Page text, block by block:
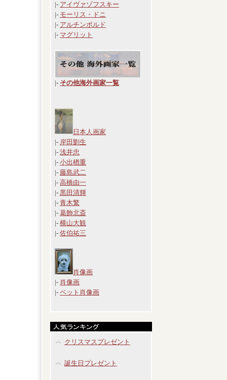
|- アイヴァゾフスキー
|- モーリス・ドニ
|- アルチンボルド
|- マグリット
|- その他海外画家一覧
日本人画家
|- 岸田劉生
|- 浅井忠
|- 小出楢重
|- 藤島武二
|- 高橋由一
|- 黒田清輝
|- 青木繁
|- 葛飾北斎
|- 横山大観
|- 佐伯祐三
肖像画
|- 肖像画
|- ペット肖像画
クリスマスプレゼント
誕生日プレゼント